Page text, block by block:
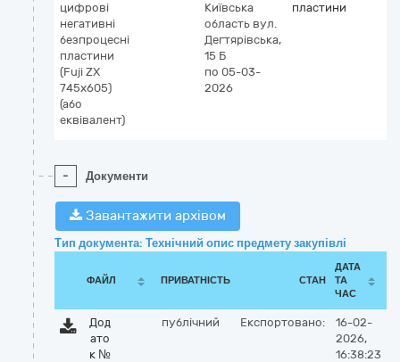
цифрові
негативні
безпроцесні
пластини
(Fuji ZX
745x605)
(або
еквівалент)
Київська
область вул.
Дегтярівська,
15 Б
по 05-03-
2026
пластини
- Документи
Завантажити архівом
Тип документа: Технічний опис предмету закупівлі
ФАЙЛ ПРИВАТНІСТЬ СТАН
ДАТА
ТА
ЧАС
Дод
ато
к №
публічний Експортовано:
16-02-
2026,
16:38:23